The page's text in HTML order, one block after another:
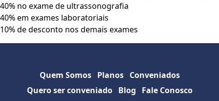
Sobre a empresa
40% no exame de ultrassonografia
40% em exames laboratoriais
10% de desconto nos demais exames
Quem Somos Planos
Conveniados
Quero ser conveniado
Blog Fale Conosco